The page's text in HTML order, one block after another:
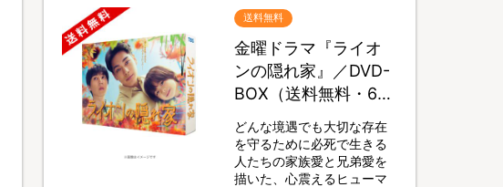
送料無料
金曜ドラマ『ライオ
ンの隠れ家』／DVD-
BOX（送料無料・6枚
どんな境遇でも大切な存在
を守るために必死で生きる
人たちの家族愛と兄弟愛を
描いた、心震えるヒューマ